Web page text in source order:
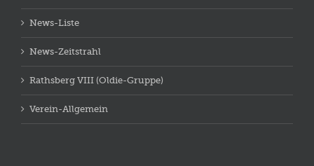
News-Liste
News-Zeitstrahl
Rathsberg VIII (Oldie-Gruppe)
Verein-Allgemein